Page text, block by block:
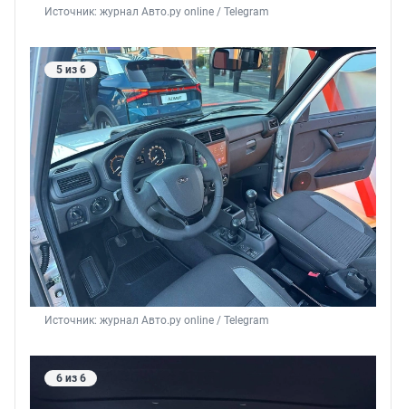
Источник: журнал Авто.ру online / Telegram
5 из 6
Источник: журнал Авто.ру online / Telegram
6 из 6